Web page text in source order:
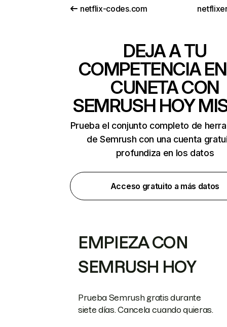
netflix-codes.com
DEJA A TU
COMPETENCIA
CUNETA CON
SEMRUSH HOY
Prueba el conjunto completo de
de Semrush con una cuenta
profundiza en los datos
Acceso gratuito a más datos
EMPIEZA CON
SEMRUSH HOY
Prueba Semrush gratis durante
siete días. Cancela cuando quieras.